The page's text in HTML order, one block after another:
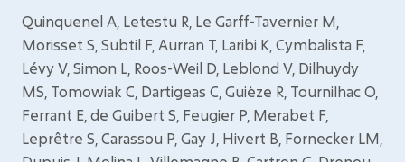
Quinquenel A, Letestu R, Le Garff-Tavernier M,
Morisset S, Subtil F, Aurran T, Laribi K, Cymbalista F,
Lévy V, Simon L, Roos-Weil D, Leblond V, Dilhuydy
MS, Tomowiak C, Dartigeas C, Guièze R, Tournilhac O,
Ferrant E, de Guibert S, Feugier P, Merabet F,
Leprêtre S, Carassou P, Gay J, Hivert B, Fornecker LM,